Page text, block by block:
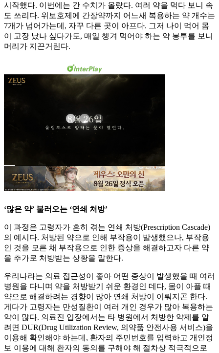
시작했다. 이번에는 간 수치가 올랐다. 여러 약을 먹다 보니 속
도 쓰리다. 위보호제에 간장약까지 어느새 복용하는 약 개수는
7개가 넘어가는데, 자꾸 다른 곳이 아프다. 그저 나이 먹어 몸
이 고장 났나 싶다가도, 매일 챙겨 먹어야 하는 약 봉투를 보니
머리가 지끈거린다.
‘많은 약’ 불러오는 ‘연쇄 처방’
이 과정은 고령자가 흔히 겪는 연쇄 처방(Prescription Cascade)
의 예시다. 처방된 약으로 인해 부작용이 발생했으나, 부작용
인 것을 모른 채 부작용으로 인한 증상을 해결하고자 다른 약
을 추가로 처방받는 상황을 말한다.
우리나라는 의료 접근성이 좋아 어떤 증상이 발생했을 때 여러
병원을 다니며 약을 처방받기 쉬운 환경인 데다, 몸이 아플 때
약으로 해결하려는 경향이 많아 연쇄 처방이 이뤄지곤 한다.
게다가 고령자는 만성질환이 여러 개인 경우가 많아 복용하는
약이 많다. 의료진 입장에서는 타 병원에서 처방한 약제를 알
려면 DUR(Drug Utilization Review, 의약품 안전사용 서비스)을
이용해 확인해야 하는데, 환자의 주민번호를 입력하고 개인정
보 이용에 대해 환자의 동의를 구해야 해 절차상 적극적으로